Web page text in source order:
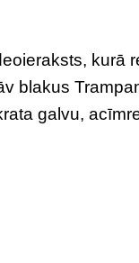
kurā
blakus
galvu,